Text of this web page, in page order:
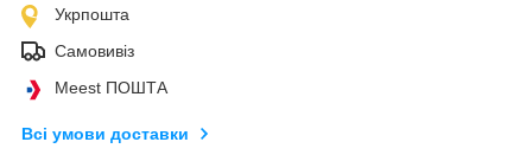
Укрпошта
Самовивіз
Meest ПОШТА
Всі умови доставки